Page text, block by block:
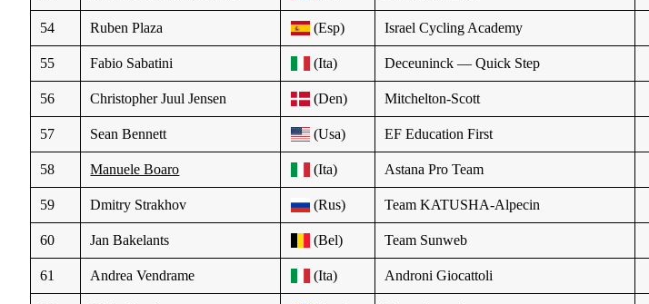
54 Ruben Plaza (Esp) Israel Cycling Academy
55 Fabio Sabatini (Ita) Deceuninck — Quick Step
56 Christopher Juul Jensen (Den) Mitchelton-Scott
57 Sean Bennett (Usa) EF Education First
58 Manuele Boaro (Ita) Astana Pro Team
59 Dmitry Strakhov (Rus) Team KATUSHA-Alpecin
60 Jan Bakelants (Bel) Team Sunweb
61 Andrea Vendrame (Ita) Androni Giocattoli